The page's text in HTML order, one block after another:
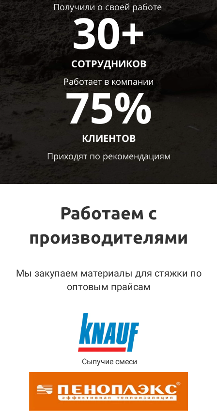
Получили о своей работе
30+
СОТРУДНИКОВ
Работает в компании
75%
КЛИЕНТОВ
Приходят по рекомендациям
Работаем с
производителями
Мы закупаем материалы для стяжки по
оптовым прайсам
Сыпучие смеси